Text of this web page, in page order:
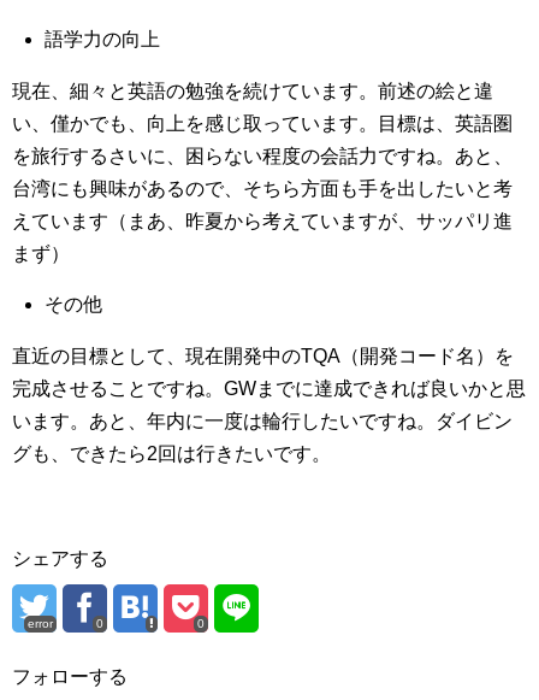
語学力の向上
現在、細々と英語の勉強を続けています。前述の絵と違
い、僅かでも、向上を感じ取っています。目標は、英語圏
を旅行するさいに、困らない程度の会話力ですね。あと、
台湾にも興味があるので、そちら方面も手を出したいと考
えています（まあ、昨夏から考えていますが、サッパリ進
まず）
その他
直近の目標として、現在開発中のTQA（開発コード名）を
完成させることですね。GWまでに達成できれば良いかと思
います。あと、年内に一度は輪行したいですね。ダイビン
グも、できたら2回は行きたいです。
シェアする
error 0 0
フォローする